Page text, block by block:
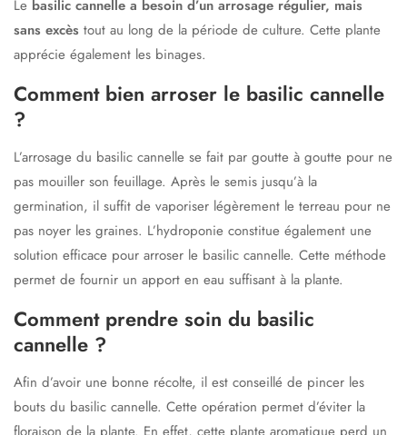
Le basilic cannelle a besoin d’un arrosage régulier, mais
sans excès tout au long de la période de culture. Cette plante
apprécie également les binages.
Comment bien arroser le basilic cannelle
?
L’arrosage du basilic cannelle se fait par goutte à goutte pour ne
pas mouiller son feuillage. Après le semis jusqu’à la
germination, il suffit de vaporiser légèrement le terreau pour ne
pas noyer les graines. L’hydroponie constitue également une
solution efficace pour arroser le basilic cannelle. Cette méthode
permet de fournir un apport en eau suffisant à la plante.
Comment prendre soin du basilic
cannelle ?
Afin d’avoir une bonne récolte, il est conseillé de pincer les
bouts du basilic cannelle. Cette opération permet d’éviter la
floraison de la plante. En effet, cette plante aromatique perd un